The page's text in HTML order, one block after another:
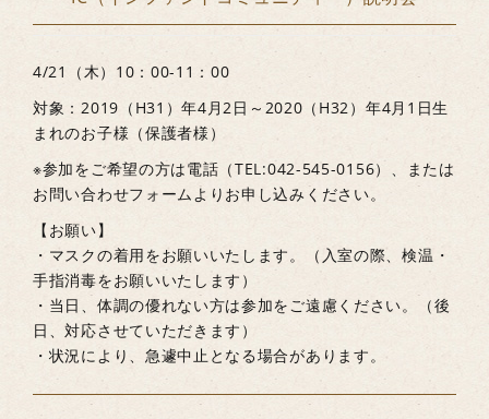
り
え
4/21（木）10：00-11：00
対象：2019（H31）年4月2日～2020（H32）年4月1日生
まれのお子様（保護者様）
※参加をご希望の方は電話（TEL:042-545-0156）、または
お問い合わせフォームよりお申し込みください。
【お願い】
・マスクの着用をお願いいたします。（入室の際、検温・
手指消毒をお願いいたします）
・当日、体調の優れない方は参加をご遠慮ください。（後
日、対応させていただきます）
・状況により、急遽中止となる場合があります。